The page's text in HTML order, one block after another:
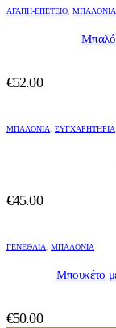
ΑΓΆΠΗ-ΕΠΈΤΕΙΟ ΜΠΑΛΌΝΙΑ
€52.00
ΜΠΑΛΌΝΙΑ ΣΥΓΧΑΡΗΤΉΡΙΑ
€45.00
ΓΕΝΈΘΛΙΑ ΜΠΑΛΌΝΙΑ
Μπουκέτο
€50.00